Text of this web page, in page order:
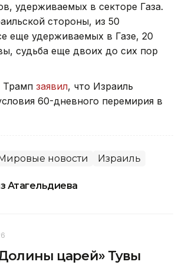
удерживаемых в секторе Газа.
стороны, из 50
еще удерживаемых в Газе, 20
судьба еще двоих до сих пор
Трамп заявил, что Израиль
60-дневного перемирия в
новости Израиль
Атагельдиева
царей» Тувы